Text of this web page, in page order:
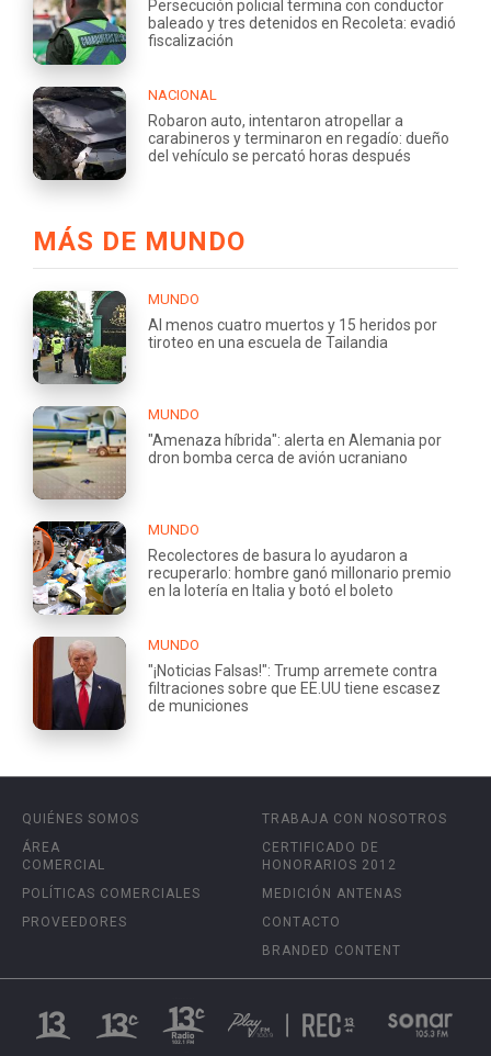
Persecución policial termina con conductor
baleado y tres detenidos en Recoleta: evadió
fiscalización
NACIONAL
Robaron auto, intentaron atropellar a
carabineros y terminaron en regadío: dueño
del vehículo se percató horas después
MÁS DE MUNDO
MUNDO
Al menos cuatro muertos y 15 heridos por
tiroteo en una escuela de Tailandia
MUNDO
"Amenaza híbrida": alerta en Alemania por
dron bomba cerca de avión ucraniano
MUNDO
Recolectores de basura lo ayudaron a
recuperarlo: hombre ganó millonario premio
en la lotería en Italia y botó el boleto
MUNDO
"¡Noticias Falsas!": Trump arremete contra
filtraciones sobre que EE.UU tiene escasez
de municiones
QUIÉNES SOMOS
ÁREA
COMERCIAL
POLÍTICAS COMERCIALES
PROVEEDORES
TRABAJA CON NOSOTROS
CERTIFICADO DE
HONORARIOS 2012
MEDICIÓN ANTENAS
CONTACTO
BRANDED CONTENT